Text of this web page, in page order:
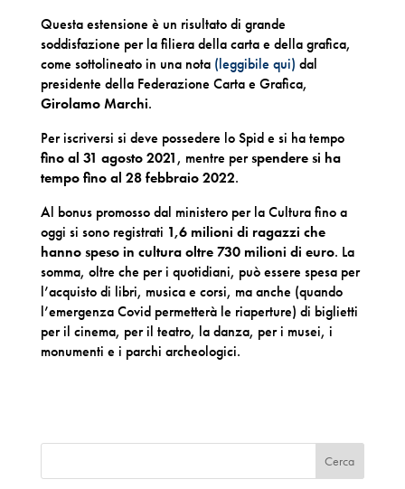
Questa estensione è un risultato di grande
soddisfazione per la filiera della carta e della grafica,
come sottolineato in una nota (leggibile qui) dal
presidente della Federazione Carta e Grafica,
Girolamo Marchi.
Per iscriversi si deve possedere lo Spid e si ha tempo
fino al 31 agosto 2021, mentre perspendere si ha
tempo fino al 28 febbraio 2022.
Al bonus promosso dal ministero per la Cultura fino a
oggi si sono registrati 1,6 milioni di ragazzi che
hanno speso in cultura oltre 730 milioni di euro. La
somma, oltre che per i quotidiani, può essere spesa per
l’acquisto di libri, musica e corsi, ma anche (quando
l’emergenza Covid permetterà le riaperture) di biglietti
per il cinema, per il teatro, la danza, per i musei, i
monumenti e i parchi archeologici.